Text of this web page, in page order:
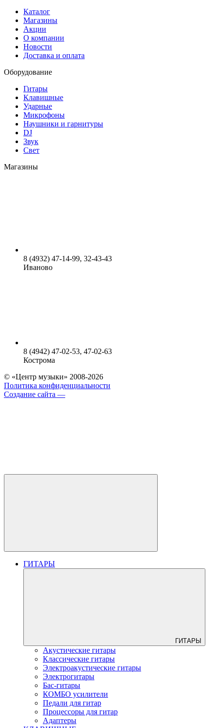
Каталог
Магазины
Акции
О компании
Новости
Доставка и оплата
Оборудование
Гитары
Клавишные
Ударные
Микрофоны
Наушники и гарнитуры
DJ
Звук
Свет
Магазины
8 (4932) 47-14-99, 32-43-43
Иваново
8 (4942) 47-02-53, 47-02-63
Кострома
© «Центр музыки» 2008-2026
Политика конфиденциальности
Создание сайта —
ГИТАРЫ
ГИТАРЫ
Акустические гитары
Классические гитары
Электроакустические гитары
Электрогитары
Бас-гитары
КОМБО усилители
Педали для гитар
Процессоры для гитар
Адаптеры